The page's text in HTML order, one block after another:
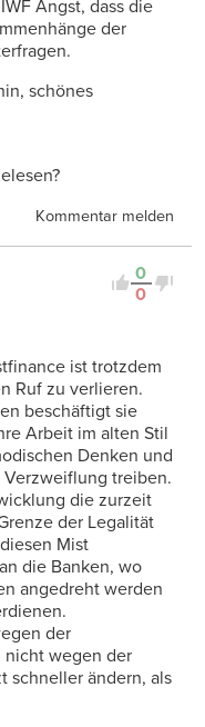
Angst, dass die
der
schönes
Kommentar melden
0
0
ist trotzdem
Ruf zu verlieren.
beschäftigt sie
Arbeit im alten Stil
Denken und
treiben.
die zurzeit
der Legalität
Mist
die Banken, wo
angedreht werden
der
nicht wegen der
schneller ändern, als